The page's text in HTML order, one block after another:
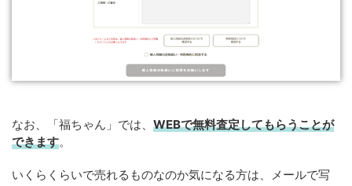
なお、「福ちゃん」では、 WEBで無料査定してもらうことが
できます。
いくらくらいで売れるものなのか気になる方は、メールで写